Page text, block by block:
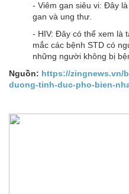
- Viêm gan siêu vi: Đây
gan và ung thư.
- HIV: Đây có thể xem là
mắc các bệnh STD có
những người không bị
Nguồn: https://zingnews.vn/
duong-tinh-duc-pho-bien-